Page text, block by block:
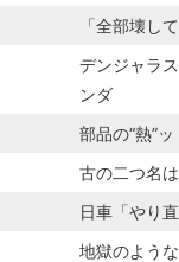
「全部壊し
デンジャラ
ンダ
部品の“熱”ッ
古の二つ名
日車「やり直
地獄のよう